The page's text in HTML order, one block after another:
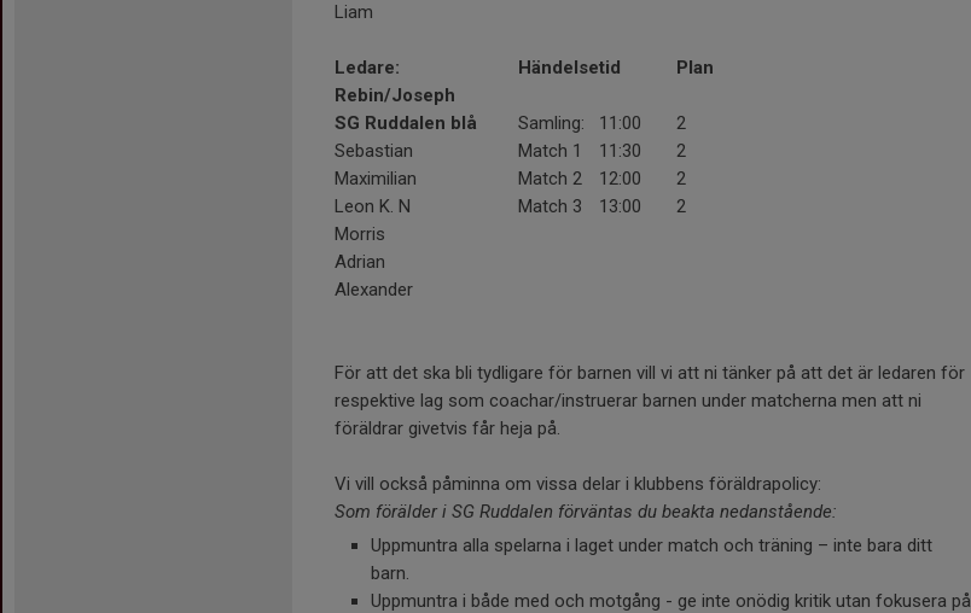
Liam
Ledare:
Rebin/Joseph
Händelsetid Plan
SG Ruddalen blå Samling: 11:00
2
Sebastian
Match 1 11:30
2
Maximilian
Match 2 12:00
2
Leon K. N
Match 3 13:00
2
Morris
Adrian
Alexander
För att det ska bli tydligare för barnen vill vi att ni tänker på att det är ledaren för
respektive lag som coachar/instruerar barnen under matcherna men att ni
föräldrar givetvis får heja på.
Vi vill också påminna om vissa delar i klubbens föräldrapolicy:
Som förälder i SG Ruddalen förväntas du beakta nedanstående:
Uppmuntra alla spelarna i laget under match och träning – inte bara ditt
barn.
Uppmuntra i både med och motgång - ge inte onödig kritik utan fokusera på